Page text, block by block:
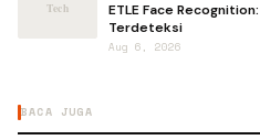
ETLE Face
Terdeteksi
Aug 6, 2026
BACA JUGA